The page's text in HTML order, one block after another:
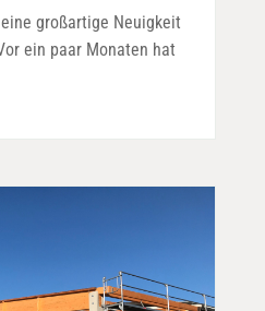
großartige Neuigkeit
ein paar Monaten hat